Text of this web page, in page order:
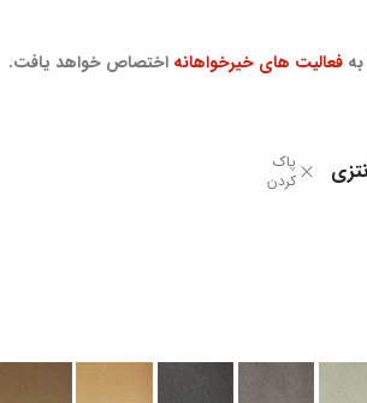
فعالیت های خیرخواهانه اختصاص خواهد یافت.
پاک
کردن